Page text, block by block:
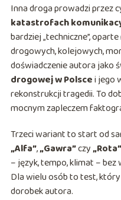
Inna droga prowadzi przez
katastrofach
bardziej „techniczne”,
drogowych, kolejowych,
doświadczenie autora jako
drogowej w Polscei jego
rekonstrukcji tragedii. To
mocnym zapleczem
Trzeci wariant to start od
„Alfa”,„Gawra”czy„Rota”
– język, tempo, klimat – bez
Dla wielu osób to test, który
dorobek autora.